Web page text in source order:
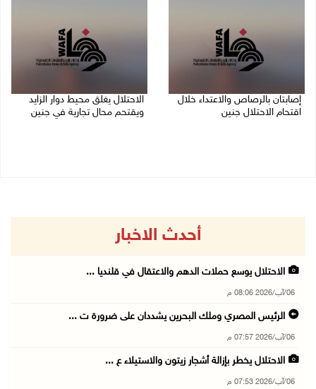
إصابتان بالرصاص والاعتداء خلال
اقتحام الاحتلال جنين
الاحتلال يغلق محيط دوار الزايد
ويقتحم محال تجارية في جنين
أحدث الاخبار
الاحتلال يوسع حملات الدهم والاعتقال في قلنديا ...
06/آب/2026 08:06 م
الرئيس المصري وملك البحرين يشددان على ضرورة ت ...
06/آب/2026 07:57 م
الاحتلال يخطر بإزالة أشجار زيتون والاستيلاء ع ...
06/آب/2026 07:53 م